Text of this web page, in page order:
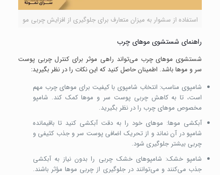
استفاده از سشوار به میزان متعارف برای جلوگیری از افزایش چربی مو
راهنمای شستشوی موهای چرب
شستشوی موهای چرب می‌تواند راهی موثر برای کنترل چربی پوست
سر و موها باشد. اطمینان حاصل کنید که این نکات را در نظر بگیرید:
شامپوی مناسب: انتخاب شامپوی با کیفیت برای موهای چرب مهم
است، تا به کاهش چربی پوست سر و موها کمک کند. شامپو
مخصوص موهای چرب را در نظر بگیرید.
آبکشی موها: موهای خود را به دقت آبکشی کنید تا باقیمانده
شامپو در آن نماند و از تحریک اضافی پوست سر و جذب کثیفی و
چربی بیشتر جلوگیری شود.
شامپو خشک: شامپوهای خشک چربی را بدون نیاز به آبکشی
جذب می‌کنند و می‌توانند در جلوگیری از چربی موها مؤثر باشند.